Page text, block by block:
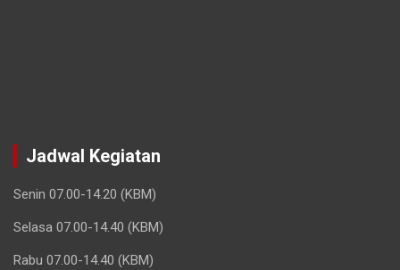
Jadwal Kegiatan
Senin 07.00-14.20 (KBM)
Selasa 07.00-14.40 (KBM)
Rabu 07.00-14.40 (KBM)